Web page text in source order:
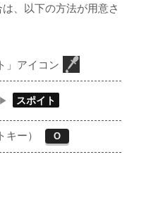
、以下の方法が用意さ
」アイコン
スポイト
ー） O